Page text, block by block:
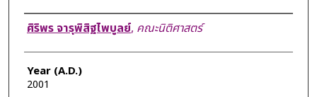
Author
ศิริพร จารุพิสิฐไพบูลย์, คณะนิติศาสตร์
Year (A.D.)
2001